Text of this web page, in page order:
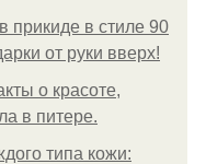
прикиде в стиле 90
от руки вверх!
о красоте,
в питере.
типа кожи: